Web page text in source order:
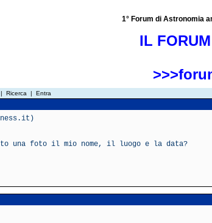
1° Forum di Astronomia
IL
| Ricerca | Entra
una foto il mio nome, il luogo e la data?